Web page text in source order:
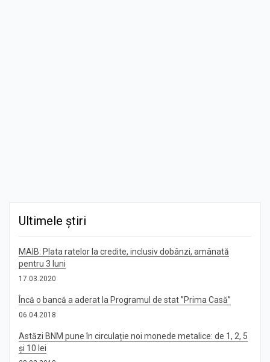
Ultimele știri
MAIB: Plata ratelor la credite, inclusiv dobânzi, amânată
pentru 3 luni
17.03.2020
Încă o bancă a aderat la Programul de stat ”Prima Casă”
06.04.2018
Astăzi BNM pune în circulație noi monede metalice: de 1, 2, 5
și 10 lei